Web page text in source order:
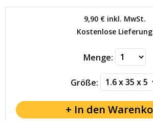
9,90 €inkl. MwSt.
Kostenlose Lieferung
Menge:
Größe: